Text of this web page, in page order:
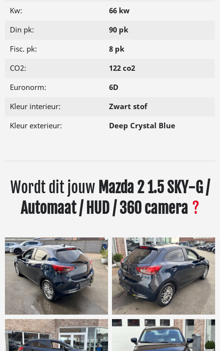
Kw:
66 kw
Din pk:
90 pk
Fisc. pk:
8 pk
CO2:
122 co2
Euronorm:
6D
Kleur interieur:
Zwart stof
Kleur exterieur:
Deep Crystal Blue
Wordt dit jouw Mazda 2 1.5 SKY-G /
Automaat / HUD / 360 camera ?